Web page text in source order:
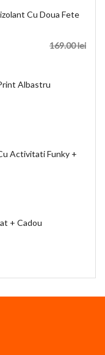
Cu Doua Fete
169.00lei
Albastru
Activitati Funky +
+ Cadou